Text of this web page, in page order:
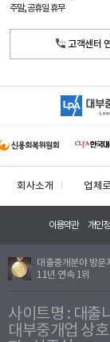
주말, 공휴일 휴무
고객센터
회사소개 업체
이용약관 개인
대출중개분야 방문
11년 연속 1위
사이트명 : 대출
대부중개업 상